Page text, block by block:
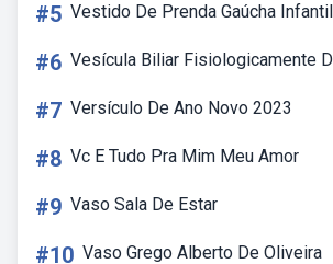
#5 Vestido De Prenda Gaúcha Infantil
#6 Vesícula Biliar Fisiologicamente
#7 Versículo De Ano Novo 2023
#8 Vc E Tudo Pra Mim Meu Amor
#9 Vaso Sala De Estar
#10 Vaso Grego Alberto De Oliveira